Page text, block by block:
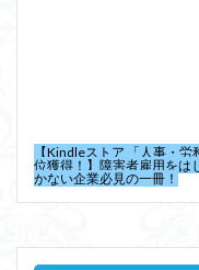
【Kindleストア 「人事・
位獲得！】障害者雇用をは
かない企業必見の一冊！